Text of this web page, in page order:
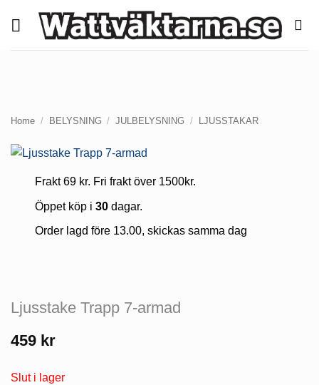
Home / BELYSNING / JULBELYSNING / LJUSSTAKAR
Frakt 69 kr. Fri frakt över 1500kr.
Öppet köp i 30dagar.
Order lagd före 13.00, skickas samma dag
Ljusstake Trapp 7-armad
459 kr
Slut i lager